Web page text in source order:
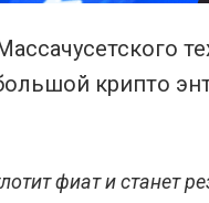
крипто
фиат и станет